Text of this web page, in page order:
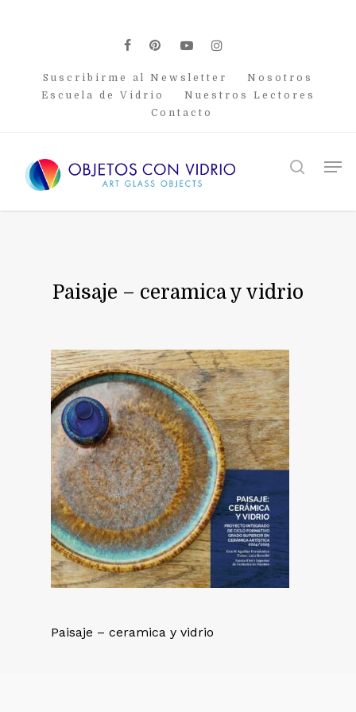
facebook
pinterest
youtubeinstagram
Suscribirme al Newsletter
Nosotros
Escuela de Vidrio
Nuestros Lectores
Contacto
search
Paisaje – ceramica y vidrio
Paisaje – ceramica y vidrio